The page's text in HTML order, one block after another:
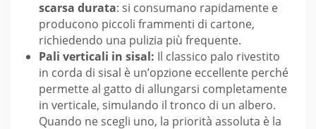
scarsa durata: si consumano rapidamente e
producono piccoli frammenti di cartone,
richiedendo una pulizia più frequente.
Pali verticali in sisal: Il classico palo rivestito
in corda di sisal è un’opzione eccellente perché
permette al gatto di allungarsi completamente
in verticale, simulando il tronco di un albero.
Quando ne scegli uno, la priorità assoluta è la